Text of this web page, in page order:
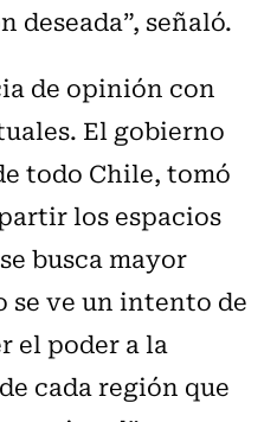
deseada”, señaló.
de opinión con
El gobierno
todo Chile, tomó
los espacios
busca mayor
se ve un intento de
el poder a la
cada región que